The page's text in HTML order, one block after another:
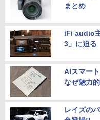
まとめ
iFi audio
3」に迫る
AIスマー
なぜ魅力
レイズの